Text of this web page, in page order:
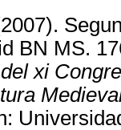
BN MS.
xi